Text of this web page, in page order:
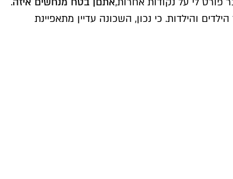
והילדות. כי נכון, השכונה עדיין מתאפיינת